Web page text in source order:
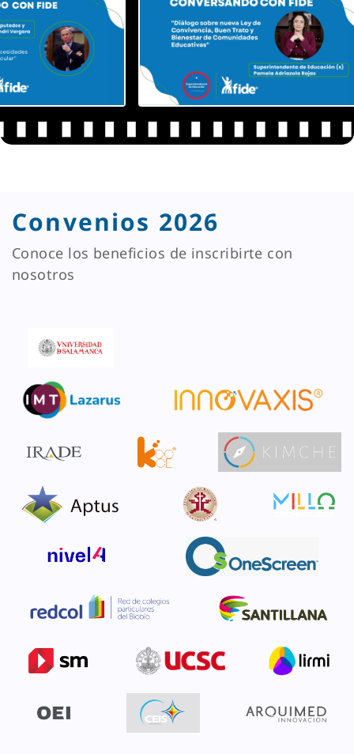
Convenios 2026
Conoce los beneficios de inscribirte con
nosotros